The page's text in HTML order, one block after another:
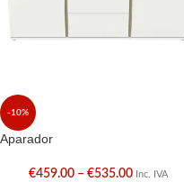
-10%
Aparador
€459.00 – €535.00 Inc. IVA